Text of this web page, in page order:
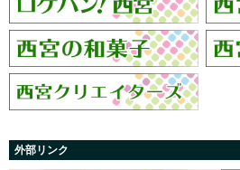
外部リンク